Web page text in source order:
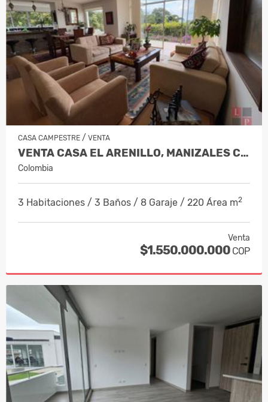
CASA CAMPESTRE / VENTA
VENTA CASA EL ARENILLO, MANIZALES CO…
Colombia
3 Habitaciones / 3 Baños / 8 Garaje / 220 Área m2
Venta
$1.550.000.000 COP